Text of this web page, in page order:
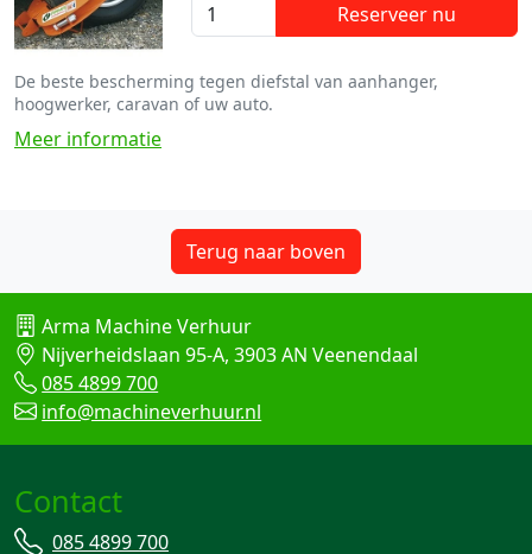
Reserveer nu
De beste bescherming tegen diefstal van aanhanger,
hoogwerker, caravan of uw auto.
Meer informatie
Terug naar boven
Arma Machine Verhuur
Nijverheidslaan 95-A, 3903 AN Veenendaal
085 4899 700
info@machineverhuur.nl
Contact
085 4899 700